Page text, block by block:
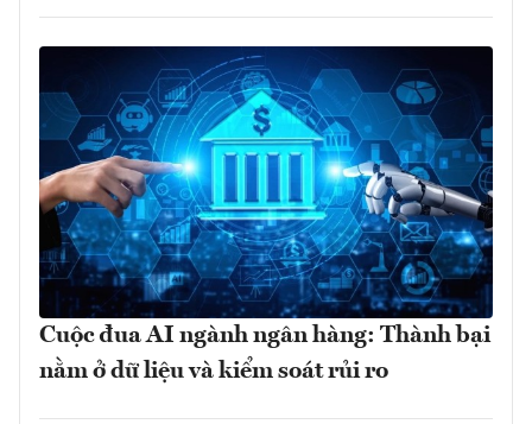
Cuộc đua AI ngành ngân hàng: Thành bại
nằm ở dữ liệu và kiểm soát rủi ro